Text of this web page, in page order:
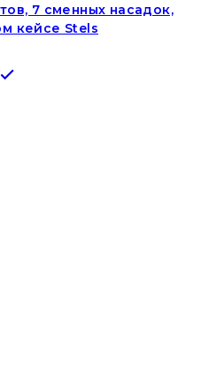
7 сменных насадок,
кейсе Stels